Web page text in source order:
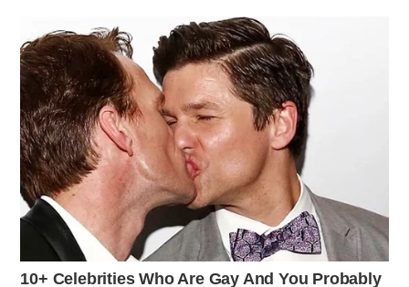
Tagli chirurgici
: effettua tagli netti sopra una gemma
per promuovere una nuova crescita.
Non esagerare: limita le potature a un terzo del volume
totale della pianta.
Errori comuni da evitare
Evita di fare gli stessi errori che molti giardinieri
commettono. Tra i più frequenti troviamo:
Potare le piante che fioriscono in primavera prima della
loro fioritura.